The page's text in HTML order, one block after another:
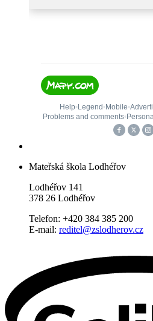
Mateřská škola Lodhéřov
Lodhéřov 141
378 26 Lodhéřov
Telefon: +420 384 385 200
E-mail: reditel@zslodherov.cz